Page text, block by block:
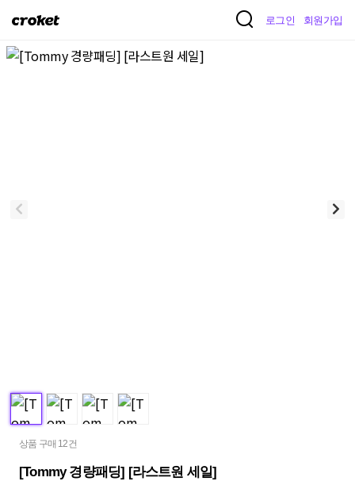
크
켓
로그인 회원가입
상품 구매 12건
[Tommy 경량패딩] [라스트원 세일]